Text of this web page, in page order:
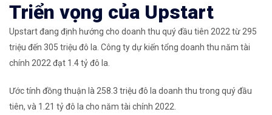
Triển vọng của Upstart
Upstart đang định hướng cho doanh thu quý đầu tiên 2022 từ 295
triệu đến 305 triệu đô la. Công ty dự kiến ​​tổng doanh thu năm tài
chính 2022 đạt 1.4 tỷ đô la.
Ước tính đồng thuận là 258.3 triệu đô la doanh thu trong quý đầu
tiên, và 1.21 tỷ đô la cho năm tài chính 2022.